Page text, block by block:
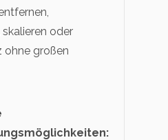
oder
ohne großen